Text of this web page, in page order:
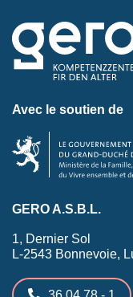
Avec le soutien de
GERO A.S.B.L.
1, Dernier Sol
L-2543 Bonnevoie,